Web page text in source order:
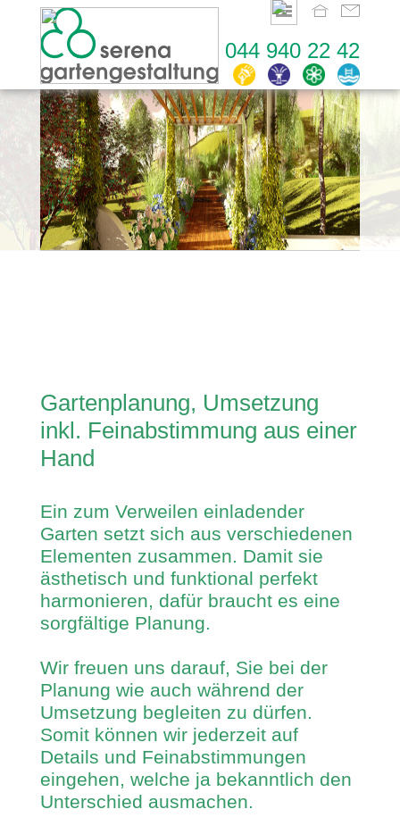
044 940 22 42
Gartenplanung, Umsetzung
inkl. Feinabstimmung aus einer
Hand
Ein zum Verweilen einladender
Garten setzt sich aus verschiedenen
Elementen zusammen. Damit sie
ästhetisch und funktional perfekt
harmonieren, dafür braucht es eine
sorgfältige Planung.
Wir freuen uns darauf, Sie bei der
Planung wie auch während der
Umsetzung begleiten zu dürfen.
Somit können wir jederzeit auf
Details und Feinabstimmungen
eingehen, welche ja bekanntlich den
Unterschied ausmachen.